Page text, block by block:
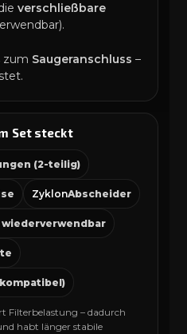
verschließbare
zum Saugeranschluss –
Set steckt
(2-teilig)
ZyklonAbscheider
Filterbelastung – dadurch
habt länger stabile